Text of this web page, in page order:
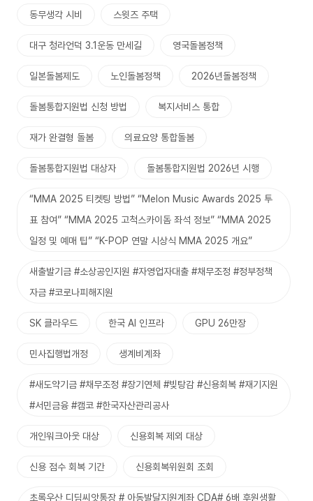
동무생각 시비 스윗즈 주택
대구 청라언덕 3.1운동 만세길 영국돌봄정책
일본돌봄제도 노인돌봄정책 2026년돌봄정책
돌봄통합지원법 신청 방법 복지서비스 통합
재가 완결형 돌봄 의료요양 통합돌봄
돌봄통합지원법 대상자 돌봄통합지원법 2026년 시행
“MMA 2025 티켓팅 방법” “Melon Music Awards 2025 투
표 참여” “MMA 2025 고척스카이돔 좌석 정보” “MMA 2025
일정 및 예매 팁” “K-POP 연말 시상식 MMA 2025 개요”
새출발기금 #소상공인지원 #자영업자대출 #채무조정 #정부정책
자금 #코로나피해지원
SK 클라우드 한국 AI 인프라 GPU 26만장
민사집행법개정 생계비계좌
#새도약기금 #채무조정 #장기연체 #빚탕감 #신용회복 #재기지원
#서민금융 #캠코 #한국자산관리공사
개인워크아웃 대상 신용회복 제외 대상
신용 점수 회복 기간 신용회복위원회 조회
초록우산 디딤씨앗통장 # 아동발달지원계좌 CDA# 6배 후원생활